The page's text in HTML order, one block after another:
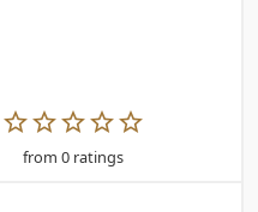
from 0 ratings